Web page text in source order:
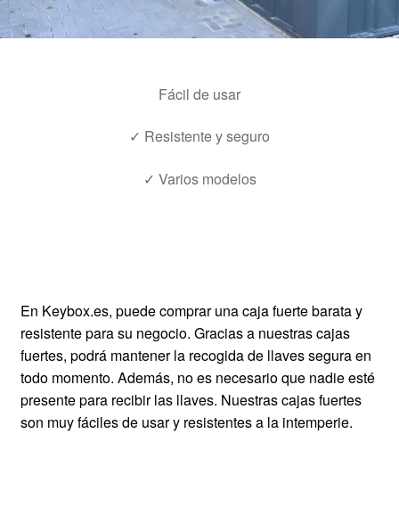
Fácil de usar
✓ Resistente y seguro
✓ Varios modelos
En Keybox.es, puede comprar una caja fuerte barata y
resistente para su negocio. Gracias a nuestras cajas
fuertes, podrá mantener la recogida de llaves segura en
todo momento. Además, no es necesario que nadie esté
presente para recibir las llaves. Nuestras cajas fuertes
son muy fáciles de usar y resistentes a la intemperie.